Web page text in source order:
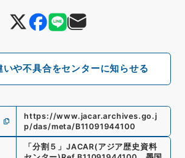
いや不具合をセンターに知らせる
https://www.jacar.archives.go.j
p/das/meta/B11091944100
「 分割５ 」 JACAR(アジア歴史資料